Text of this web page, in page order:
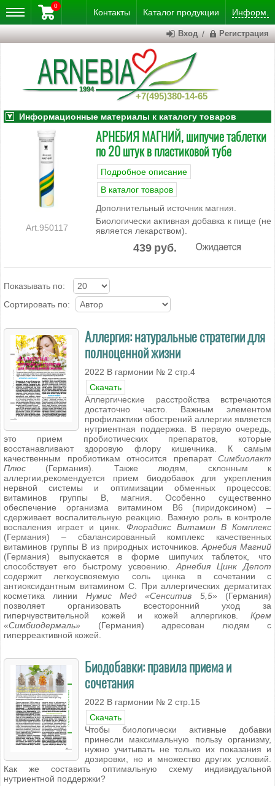
Контакты Каталог продукции Информ.
+7(495)380-14-65
0
Вход / Регистрация
Информационные материалы к каталогу товаров
950117
АРНЕБИЯ МАГНИЙ, шипучие таблетки
по 20 штук в пластиковой тубе
Подробное описание
В каталог товаров
Дополнительный источник магния.
Биологически активная добавка к пище (не
является лекарством).
439 руб.
Показывать по:
Сортировать по:
Аллергия: натуральные стратегии для
полноценной жизни
2022 В гармонии № 2 стр.4
Скачать
Аллергические расстройства встречаются
достаточно часто. Важным элементом
профилактики обострений аллергии является
нутриентная поддержка. В первую очередь,
это прием пробиотических препаратов, которые
восстанавливают здоровую флору кишечника. К самым
качественным пробиотикам относится препарат Симбиолакт
Плюс (Германия). Также людям, склонным к
аллергии,рекомендуется прием биодобавок для укрепления
нервной системы и оптимизации обменных процессов:
витаминов группы В, магния. Особенно существенно
обеспечение организма витамином В6 (пиридоксином) –
сдерживает воспалительную реакцию. Важную роль в контроле
воспаления играет и цинк. Флорадикс Витамин В Комплекс
(Германия) – сбалансированный комплекс качественных
витаминов группы В из природных источников.Арнебия Магний
(Германия) выпускается в форме шипучих таблеток, что
способствует его быстрому усвоению. Арнебия Цинк Депот
содержит легкоусвояемую соль цинка в сочетании с
антиоксидантным витамином С. При аллергических дерматитах
косметика линии Нумис Мед «Сенситив 5,5» (Германия)
позволяет организовать всесторонний уход за
гиперчувствительной кожей и кожей аллергиков. Крем
«Симбиодермаль» (Германия) адресован людям с
гиперреактивной кожей.
Биодобавки: правила приема и
сочетания
2022 В гармонии № 2 стр.15
Скачать
Чтобы биологически активные добавки
принесли максимальную пользу организму,
нужно учитывать не только их показания и
дозировки, но и множество других условий.
Как же составить оптимальную схему индивидуальной
нутриентной поддержки?